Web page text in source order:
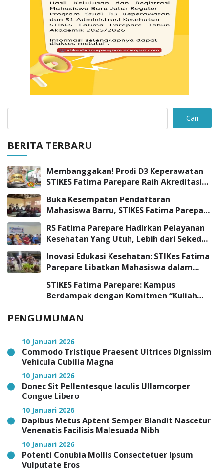
Cari
BERITA TERBARU
Membanggakan! Prodi D3 Keperawatan
STIKES Fatima Parepare Raih Akreditasi
Buka Kesempatan Pendaftaran
Mahasiswa Barru, STIKES Fatima Parepare
RS Fatima Parepare Hadirkan Pelayanan
Kesehatan Yang Utuh, Lebih dari Sekedar
Inovasi Edukasi Kesehatan: STIKes Fatima
Parepare Libatkan Mahasiswa dalam
STIKES Fatima Parepare: Kampus
Berdampak dengan Komitmen “Kuliah
PENGUMUMAN
10 Januari 2026
Commodo Tristique Praesent Ultrices Dignissim
Vehicula Cubilia Magna
10 Januari 2026
Donec Sit Pellentesque Iaculis Ullamcorper
Congue Libero
10 Januari 2026
Dapibus Metus Aptent Semper Blandit Nascetur
Venenatis Facilisis Malesuada Nibh
10 Januari 2026
Potenti Conubia Mollis Consectetuer Ipsum
Vulputate Eros